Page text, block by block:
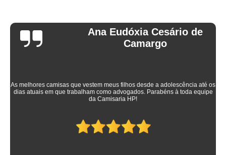
Ana Eudóxia Cesário de
Camargo
As melhores camisas que vestem meus filhos desde a adolescência até os
dias atuais em que trabalham como advogados. Parabéns à toda equipe
da Camisaria HP!